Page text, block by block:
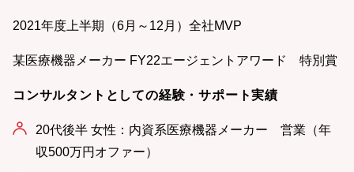
2021年度上半期（6月～12月）全社MVP
某医療機器メーカー FY22エージェントアワード 特別賞
コンサルタントとしての経験・サポート実績
20代後半 女性：内資系医療機器メーカー 営業（年
収500万円オファー）